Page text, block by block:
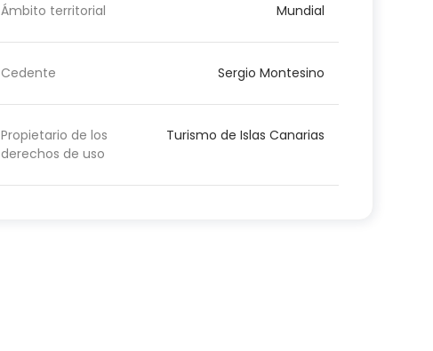
Ámbito territorial Mundial
Cedente Sergio Montesino
Propietario de los
derechos de uso
Turismo de Islas Canarias